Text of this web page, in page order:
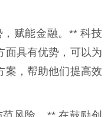
赋能金融。** 科技
面具有优势，可以为
案，帮助他们提高效